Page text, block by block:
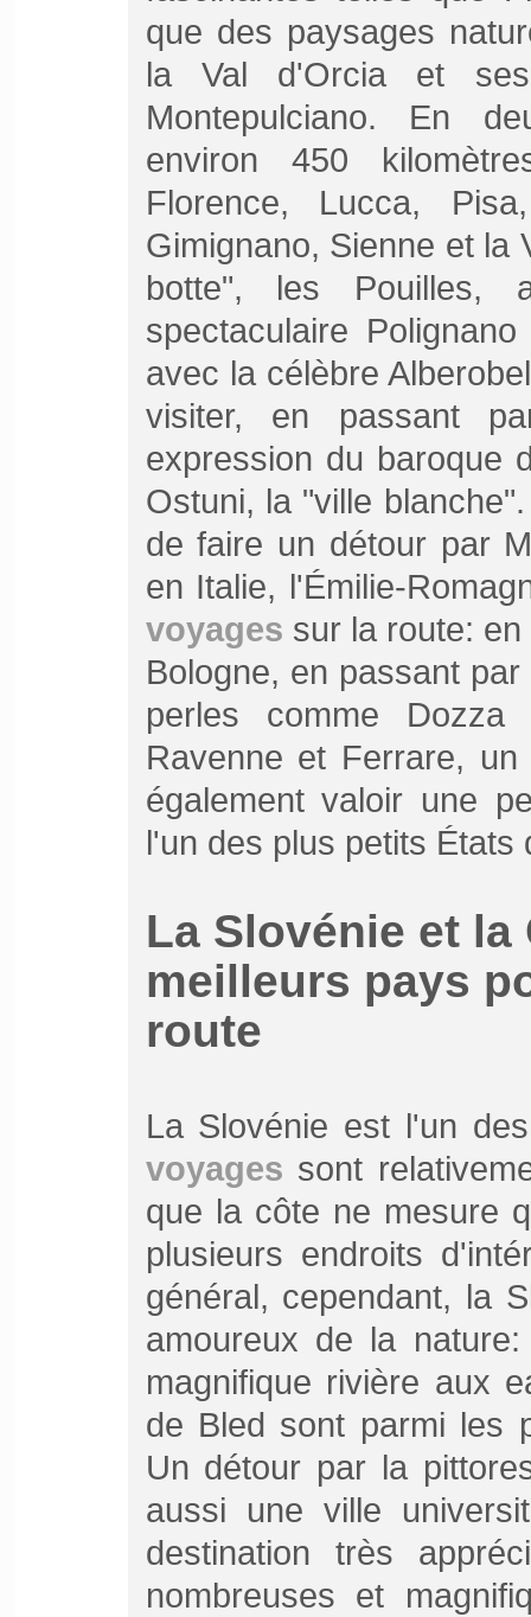
que des paysages
la Val d'Orcia et ses
Montepulciano. En
environ 450
Florence, Lucca,
Gimignano, Sienne et la
botte", les
spectaculaire
avec la célèbre
visiter, en passant
expression du baroque
Ostuni, la "ville
de faire un détour par
en Italie, l'Émilie-
voyages sur la route:
Bologne, en passant
perles comme
Ravenne et Ferrare,
également valoir une
l'un des plus petits États
La Slovénie et
meilleurs pays
route
La Slovénie est l'un
voyages sont
que la côte ne mesure
plusieurs endroits
général, cependant, la
amoureux de la
magnifique rivière aux
de Bled sont parmi les
Un détour par la
aussi une ville
destination très
nombreuses et